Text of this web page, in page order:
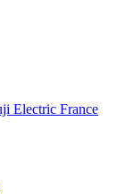
Electric France